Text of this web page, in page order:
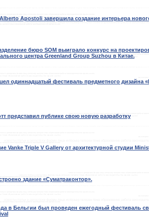
Apostoli завершила создание интерьера
бюро SOM выиграло конкурс на
центра Greenland Group Suzhou в Китае.
одиннадцатый фестиваль предметного дизайна
представил публике свою новую разработку
Vanke Triple V Gallery от архитектурной студии
здание «Суматраконтор».
в Бельгии был проведен ежегодный фестиваль